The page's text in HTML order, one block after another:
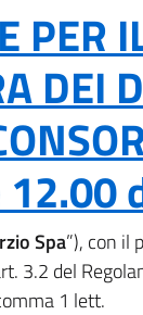
PER
DEI
Spa”), con il
del
1 lett.